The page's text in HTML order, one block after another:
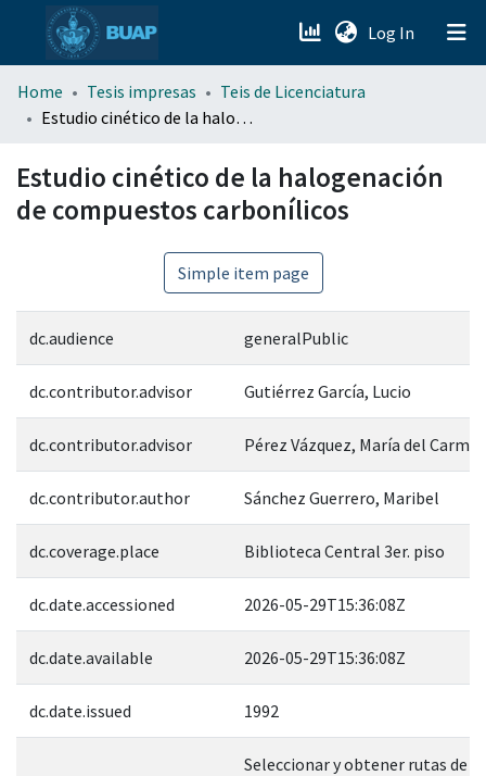
Log In (current)
menu.section.about_menu
Home Tesis impresas
Teis de Licenciatura
Estudio cinético de la halogenación de compuestos carbonílicos
Estudio cinético de la halogenación
de compuestos carbonílicos
Simple item page
dc.audience generalPublic
dc.contributor.advisor Gutiérrez García, Lucio
dc.contributor.advisor Pérez Vázquez, María del
dc.contributor.author Sánchez Guerrero, Maribel
dc.coverage.place Biblioteca Central 3er. piso
dc.date.accessioned 2026-05-29T15:36:08Z
dc.date.available 2026-05-29T15:36:08Z
dc.date.issued 1992
Seleccionar y obtener rutas de